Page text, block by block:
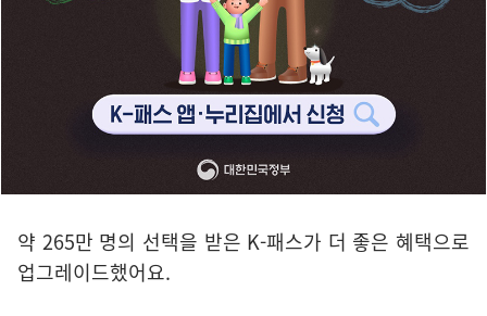
약 265만 명의 선택을 받은 K-패스가 더 좋은 혜택으로
업그레이드했어요.